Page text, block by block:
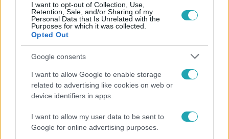
I want to opt-out of Collection, Use,
Retention, Sale, and/or Sharing of my
Personal Data that Is Unrelated with the
Purposes for which it was collected.
Opted Out
Google consents
I want to allow Google to enable storage
related to advertising like cookies on web or
device identifiers in apps.
I want to allow my user data to be sent to
Google for online advertising purposes.
Generációk együtt éneklik Bródy János legendás
slágerét – elkészült az új klip